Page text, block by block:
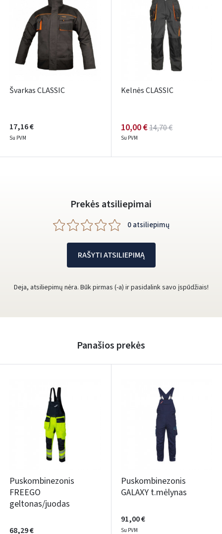
Švarkas CLASSIC
17,16 €
Su PVM
Kelnės CLASSIC
10,00 €14,70 €
Su PVM
Prekės atsiliepimai
0 atsiliepimų
RAŠYTI ATSILIEPIMĄ
Deja, atsiliepimų nėra. Būk pirmas (-a) ir pasidalink savo įspūdžiais!
Panašios prekės
Puskombinezonis
FREEGO
geltonas/juodas
68,29 €
Puskombinezonis
GALAXY t.mėlynas
91,00 €
Su PVM